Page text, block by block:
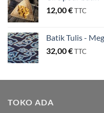
12,00€TTC
Batik Tulis -
32,00€TTC
TOKO ADA